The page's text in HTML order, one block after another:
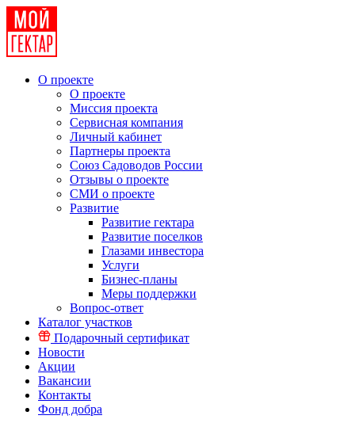
О проекте
О проекте
Миссия проекта
Сервисная компания
Личный кабинет
Партнеры проекта
Союз Садоводов России
Отзывы о проекте
СМИ о проекте
Развитие
Развитие гектара
Развитие поселков
Глазами инвестора
Услуги
Бизнес-планы
Меры поддержки
Вопрос-ответ
Каталог участков
Подарочный сертификат
Новости
Акции
Вакансии
Контакты
Фонд добра